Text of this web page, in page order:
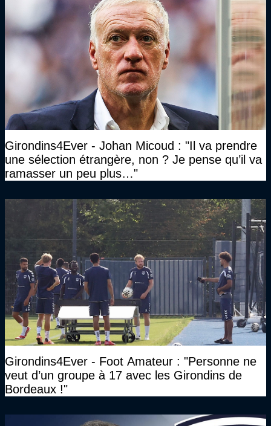
Girondins4Ever - Johan Micoud : "Il va prendre
une sélection étrangère, non ? Je pense qu’il va
ramasser un peu plus…"
Girondins4Ever - Foot Amateur : "Personne ne
veut d’un groupe à 17 avec les Girondins de
Bordeaux !"